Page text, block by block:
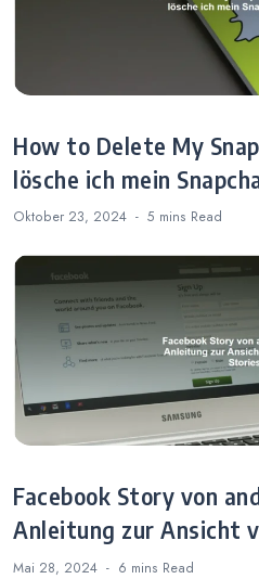
How to Delete My
lösche ich mein
Oktober 23, 2024 5 mins Read
Facebook Story von
Anleitung zur Ansicht
Mai 28, 2024 6 mins Read